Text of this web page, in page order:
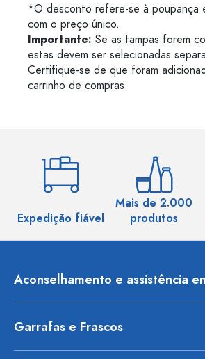
*O desconto refere-se à poupança
com o preço único.
Importante: Se as tampas forem
estas devem ser selecionadas
Certifique-se de que foram
carrinho de compras.
Expedição fiável
Mais de 2.000
produtos
Aconselhamento e assistência
Garrafas e Frascos